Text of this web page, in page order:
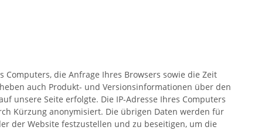
die Anfrage Ihres Browsers sowie die Zeit
auch Produkt- und Versionsinformationen über den
unsere Seite erfolgte. Die IP-Adresse Ihres Computers
Kürzung anonymisiert. Die übrigen Daten werden für
der Website festzustellen und zu beseitigen, um die